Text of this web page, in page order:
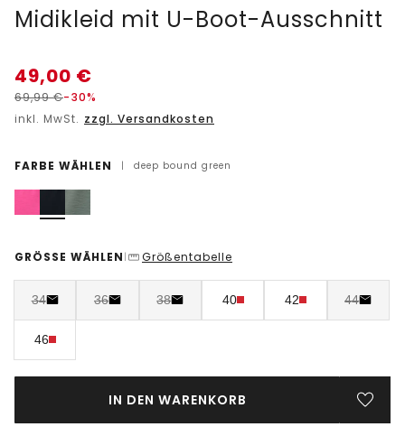
Midikleid mit U-Boot-Ausschnitt
49,00 €
69,99€-30%
inkl. MwSt. zzgl. Versandkosten
FARBE WÄHLEN | deep bound green
GRÖSSE WÄHLEN | Größentabelle
34 36 38 40 42 44
46
IN DEN WARENKORB